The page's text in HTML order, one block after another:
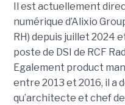
Il est actuellement
numérique d’Alixio
RH) depuis juillet 2024
poste de DSI de RCF
Egalement product
entre 2013 et 2016, il a
qu’architecte et chef